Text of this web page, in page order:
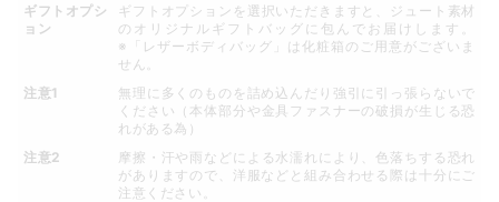
ギフトオプシ
ョン
ギフトオプションを選択いただきますと、ジュート素材
のオリジナルギフトバッグに包んでお届けします。
※「レザーボディバッグ」は化粧箱のご用意がございま
せん。
注意1
無理に多くのものを詰め込んだり強引に引っ張らないで
ください（本体部分や金具ファスナーの破損が生じる恐
れがある為）
注意2
摩擦・汗や雨などによる水濡れにより、色落ちする恐れ
がありますので、洋服などと組み合わせる際は十分にご
注意ください。